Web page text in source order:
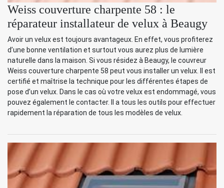
Weiss couverture charpente 58 : le
réparateur installateur de velux à Beaugy
Avoir un velux est toujours avantageux. En effet, vous profiterez
d’une bonne ventilation et surtout vous aurez plus de lumière
naturelle dans la maison. Si vous résidez à Beaugy, le couvreur
Weiss couverture charpente 58 peut vous installer un velux. Il est
certifié et maîtrise la technique pour les différentes étapes de
pose d’un velux. Dans le cas où votre velux est endommagé, vous
pouvez également le contacter. Il a tous les outils pour effectuer
rapidement la réparation de tous les modèles de velux.